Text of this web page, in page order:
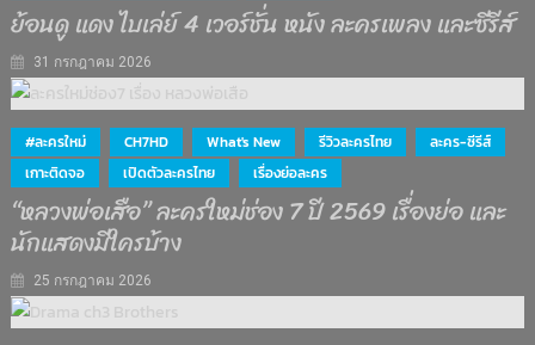
ย้อนดู แดง ไบเล่ย์ 4 เวอร์ชั่น หนัง ละครเพลง และซีรีส์
31 กรกฎาคม 2026
#ละครใหม่ CH7HD What's New รีวิวละครไทย
ละคร-ซีรีส์
เกาะติดจอ
เปิดตัวละครไทย เรื่องย่อละคร
“หลวงพ่อเสือ” ละครใหม่ช่อง 7 ปี 2569 เรื่องย่อ และ
นักแสดงมีใครบ้าง
25 กรกฎาคม 2026